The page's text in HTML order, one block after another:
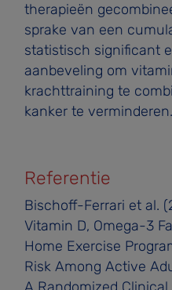
therapieën
sprake van een
statistisch significant
aanbeveling om
krachttraining te
kanker te verminderen.
Referentie
Bischoff-Ferrari et al.
Vitamin D, Omega-3
Home Exercise
Risk Among Active
A Randomized